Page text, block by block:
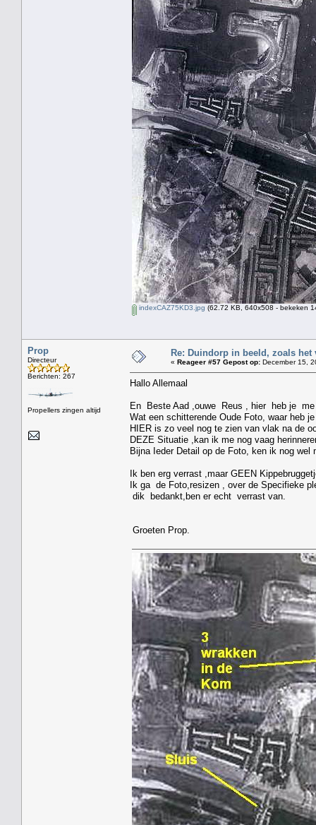
indexCAZ75KD3.jpg (62.72 KB, 640x508 - bekeken
Prop
Directeur
Berichten: 267
Propellers zingen altijd
Re: Duindorp in beeld, zoals het
« Reageer #57 Gepost op: December 15,
Hallo Allemaal
En Beste Aad ,ouwe Reus , hier heb je
Wat een schitterende Oude Foto, waar heb
HIER is zo veel nog te zien van vlak na de
DEZE Situatie ,kan ik me nog vaag
Bijna Ieder Detail op de Foto, ken ik nog wel
Ik ben erg verrast ,maar GEEN
Ik ga de Foto,resizen , over de Specifieke
dik bedankt,ben er echt verrast van.
Groeten Prop.